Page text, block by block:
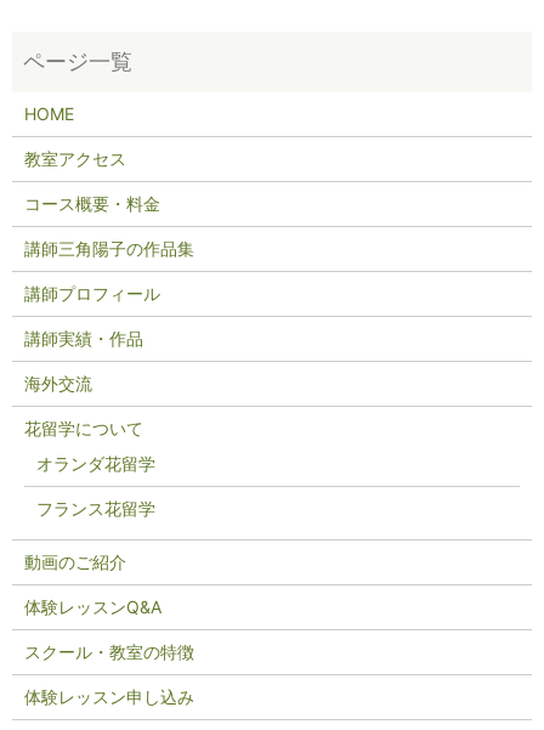
HOME
教室アクセス
コース概要・料金
講師三角陽子の作品集
講師プロフィール
講師実績・作品
海外交流
花留学について
オランダ花留学
フランス花留学
動画のご紹介
体験レッスンQ&A
スクール・教室の特徴
体験レッスン申し込み